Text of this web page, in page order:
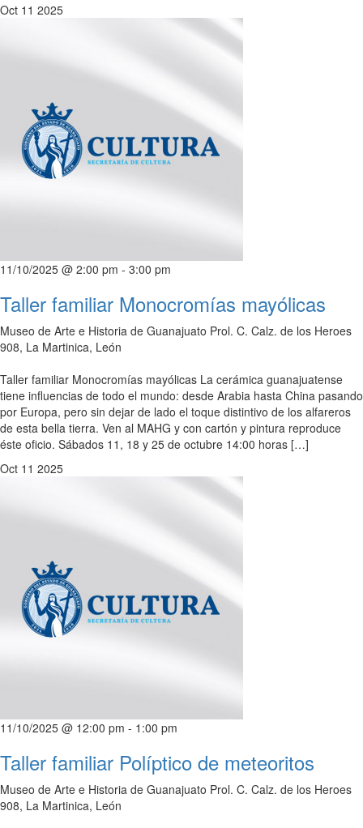
Oct 11 2025
11/10/2025 @ 2:00 pm - 3:00 pm
Taller familiar Monocromías mayólicas
Museo de Arte e Historia de Guanajuato Prol. C. Calz. de los Heroes
908, La Martinica, León
Taller familiar Monocromías mayólicas La cerámica guanajuatense
tiene influencias de todo el mundo: desde Arabia hasta China pasando
por Europa, pero sin dejar de lado el toque distintivo de los alfareros
de esta bella tierra. Ven al MAHG y con cartón y pintura reproduce
éste oficio. Sábados 11, 18 y 25 de octubre 14:00 horas […]
Oct 11 2025
11/10/2025 @ 12:00 pm - 1:00 pm
Taller familiar Políptico de meteoritos
Museo de Arte e Historia de Guanajuato Prol. C. Calz. de los Heroes
908, La Martinica, León